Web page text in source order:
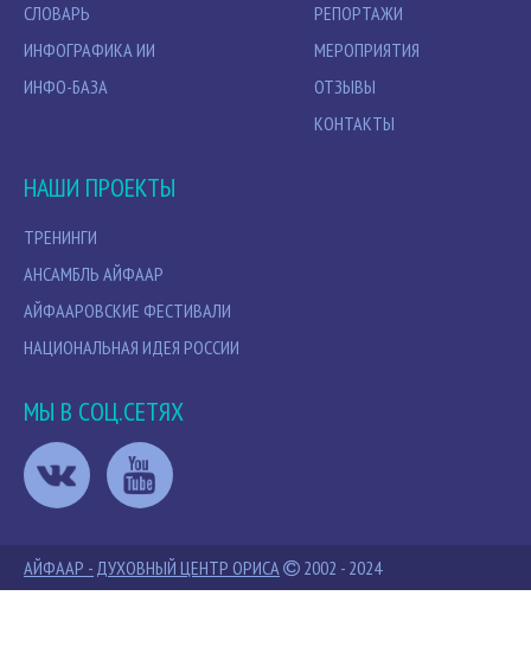
СЛОВАРЬ
ИНФОГРАФИКА ИИ
ИНФО-БАЗА
РЕПОРТАЖИ
МЕРОПРИЯТИЯ
ОТЗЫВЫ
КОНТАКТЫ
НАШИ ПРОЕКТЫ
ТРЕНИНГИ
АНСАМБЛЬ АЙФААР
АЙФААРОВСКИЕ ФЕСТИВАЛИ
НАЦИОНАЛЬНАЯ ИДЕЯ РОССИИ
МЫ В СОЦ.СЕТЯХ
АЙФААР - ДУХОВНЫЙ ЦЕНТР ОРИСА 2002 - 2024